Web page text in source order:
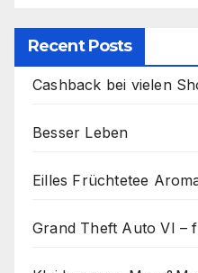
Recent Posts
Cashback bei vielen
Besser Leben
Eilles Früchtetee
Grand Theft Auto VI –